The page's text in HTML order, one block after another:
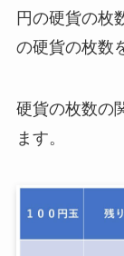
円の硬貨の枚
の硬貨の枚数
硬貨の枚数の
ます。